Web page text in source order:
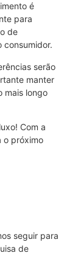
é
para
de
consumidor.
serão
manter
mais longo
Com a
o próximo
seguir para
de